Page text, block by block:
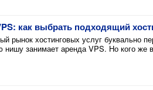
как выбрать подходящий
рынок хостинговых услуг буквально
нишу занимает аренда VPS. Но кого же